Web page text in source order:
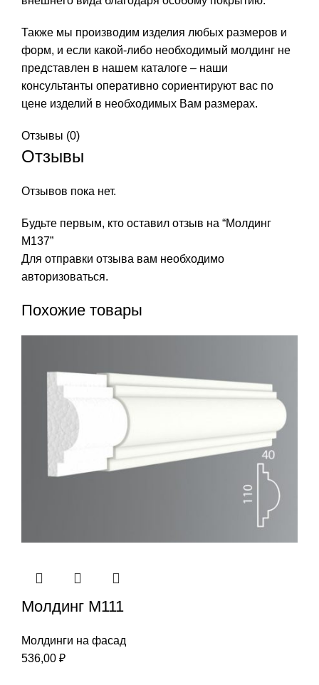
Также мы производим изделия любых размеров и
форм, и если какой-либо необходимый молдинг не
представлен в нашем каталоге – наши
консультанты оперативно сориентируют вас по
цене изделий в необходимых Вам размерах.
Отзывы (0)
Отзывы
Отзывов пока нет.
Будьте первым, кто оставил отзыв на “Молдинг
М137”
Для отправки отзыва вам необходимо
авторизоваться.
Похожие товары
Молдинг М111
Молдинги на фасад
536,00 ₽